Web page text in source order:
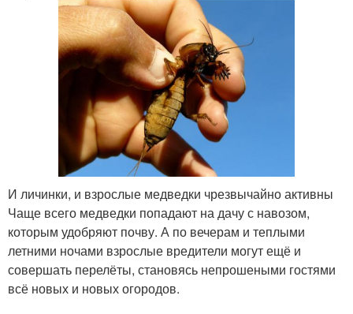
И личинки, и взрослые медведки чрезвычайно активны
Чаще всего медведки попадают на дачу с навозом,
которым удобряют почву. А по вечерам и теплыми
летними ночами взрослые вредители могут ещё и
совершать перелёты, становясь непрошеными гостями
всё новых и новых огородов.